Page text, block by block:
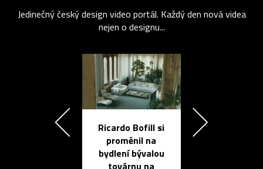
Jedinečný český design video portál. Každý den nová videa
nejen o designu...
Ricardo Bofill si
proměnil na
bydlení bývalou